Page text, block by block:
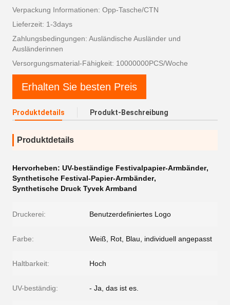
Verpackung Informationen: Opp-Tasche/CTN
Lieferzeit: 1-3days
Zahlungsbedingungen: Ausländische Ausländer und
Ausländerinnen
Versorgungsmaterial-Fähigkeit: 10000000PCS/Woche
Erhalten Sie besten Preis
Produktdetails Produkt-Beschreibung
Produktdetails
Hervorheben: UV-beständige Festivalpapier-Armbänder,
Synthetische Festival-Papier-Armbänder,
Synthetische Druck Tyvek Armband
Druckerei: Benutzerdefiniertes Logo
Farbe: Weiß, Rot, Blau, individuell angepasst
Haltbarkeit: Hoch
UV-beständig: - Ja, das ist es.